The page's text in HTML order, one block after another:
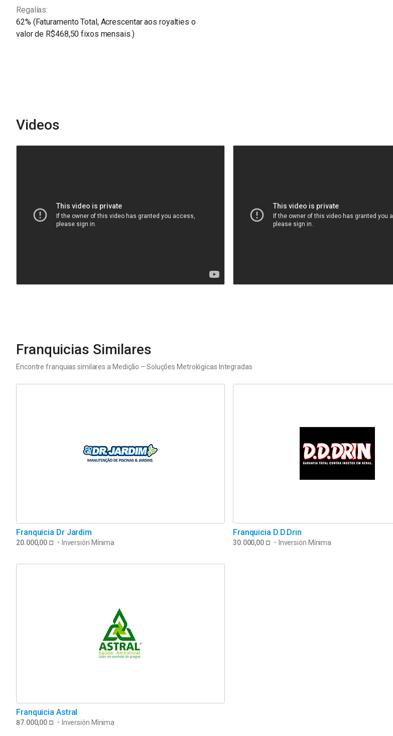
Regalías
62% (Faturamento Total, Acrescentar aos royalties o
valor de R$468,50 fixos mensais.)
Videos
Franquicias Similares
Encontre franquias similares a Medição – Soluções Metrológicas Integradas
20.000,00 ¤ • Inversión Mínima
Franquicia Dr Jardim
30.000,00 ¤ • Inversión Mínima
Franquicia D.D.Drin
87.000,00 ¤ • Inversión Mínima
Franquicia Astral